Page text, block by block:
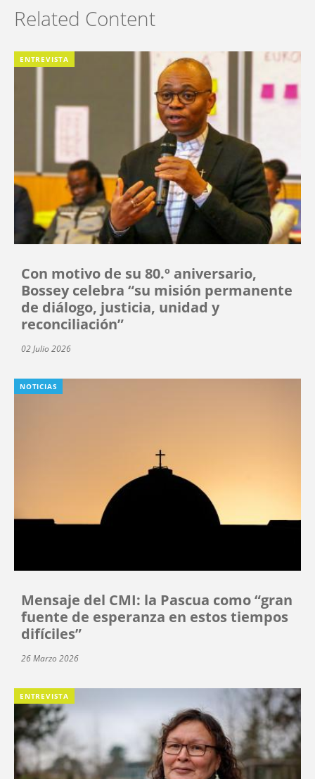
Related Content
ENTREVISTA
Con motivo de su 80.º aniversario,
Bossey celebra “su misión permanente
de diálogo, justicia, unidad y
reconciliación”
02 Julio 2026
NOTICIAS
Mensaje del CMI: la Pascua como “gran
fuente de esperanza en estos tiempos
difíciles”
26 Marzo 2026
ENTREVISTA